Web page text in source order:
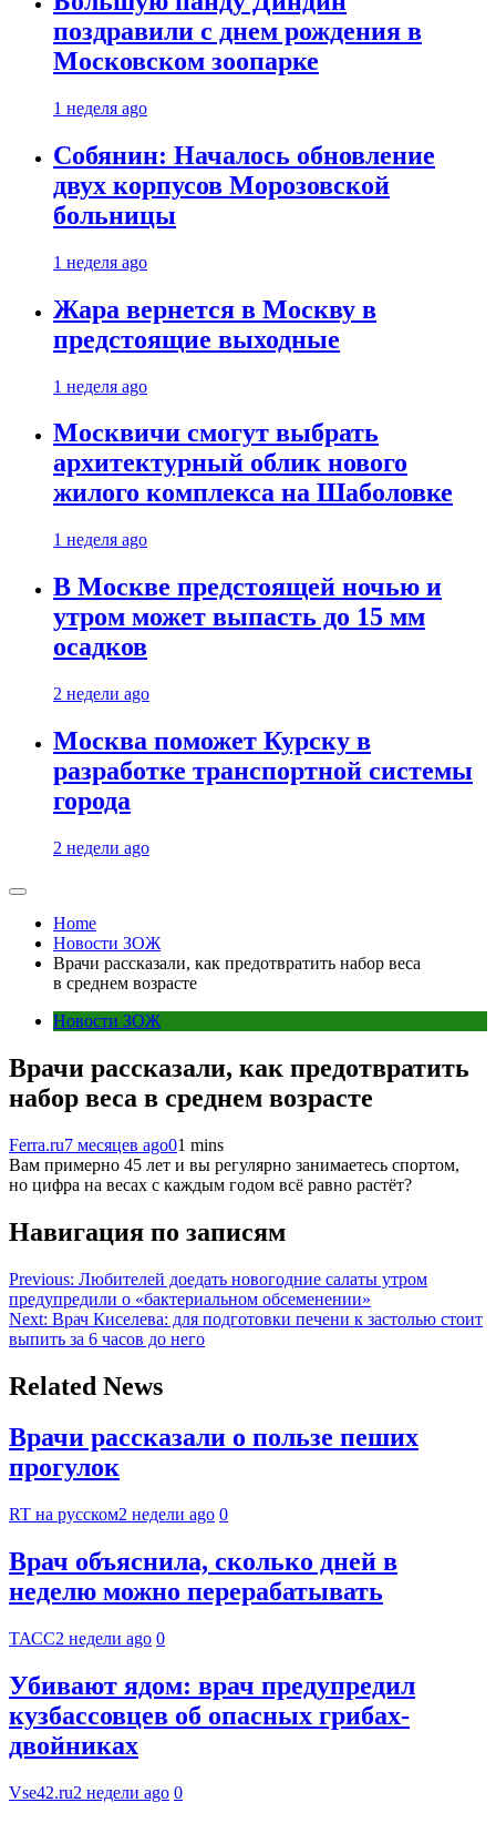
поздравили с днем рождения в
Московском зоопарке
1 неделя ago
Собянин: Началось обновление
двух корпусов Морозовской
больницы
1 неделя ago
Жара вернется в Москву в
предстоящие выходные
1 неделя ago
Москвичи смогут выбрать
архитектурный облик нового
жилого комплекса на Шаболовке
1 неделя ago
В Москве предстоящей ночью и
утром может выпасть до 15 мм
осадков
2 недели ago
Москва поможет Курску в
разработке транспортной системы
города
2 недели ago
Home
Новости ЗОЖ
Врачи рассказали, как предотвратить набор веса
в среднем возрасте
Новости ЗОЖ
Врачи рассказали, как предотвратить
набор веса в среднем возрасте
Ferra.ru7 месяцев ago01 mins
Вам примерно 45 лет и вы регулярно занимаетесь спортом,
но цифра на весах с каждым годом всё равно растёт?
Навигация по записям
Previous: Любителей доедать новогодние салаты утром
предупредили о «бактериальном обсеменении»
Next: Врач Киселева: для подготовки печени к застолью стоит
выпить за 6 часов до него
Related News
Врачи рассказали о пользе пеших
прогулок
RT на русском2 недели ago 0
Врач объяснила, сколько дней в
неделю можно перерабатывать
ТАСС2 недели ago 0
Убивают ядом: врач предупредил
кузбассовцев об опасных грибах-
двойниках
Vse42.ru2 недели ago 0